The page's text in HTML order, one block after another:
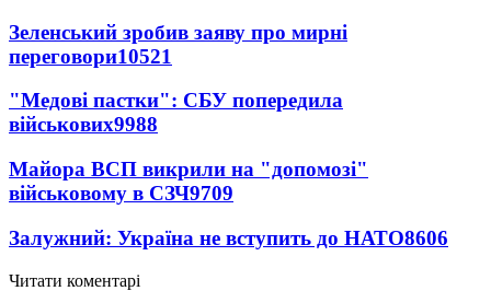
Зеленський зробив заяву про мирні
переговори10521
"Медові пастки": СБУ попередила
військових9988
Майора ВСП викрили на "допомозі"
військовому в СЗЧ9709
Залужний: Україна не вступить до НАТО8606
Читати коментарі